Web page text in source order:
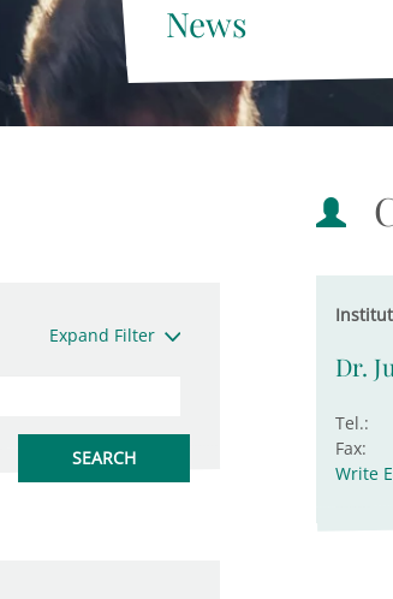
News
Expand Filter
Dr.
Tel.:
Fax:
Write